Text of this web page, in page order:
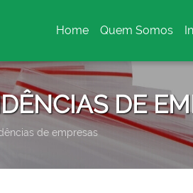
Home
(current)
Quem Somos
DE
de empresas